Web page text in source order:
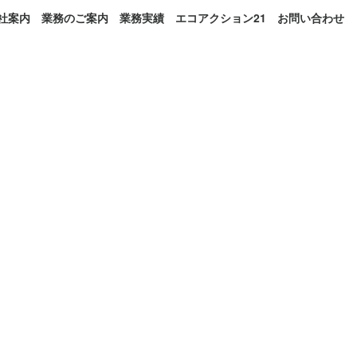
案内 業務のご案内 業務実績 エコアクション21 お問い合わせ